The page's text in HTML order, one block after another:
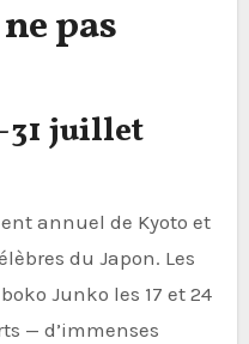
pas
juillet
annuel de Kyoto et
du Japon. Les
Junko les 17 et 24
— d’immenses